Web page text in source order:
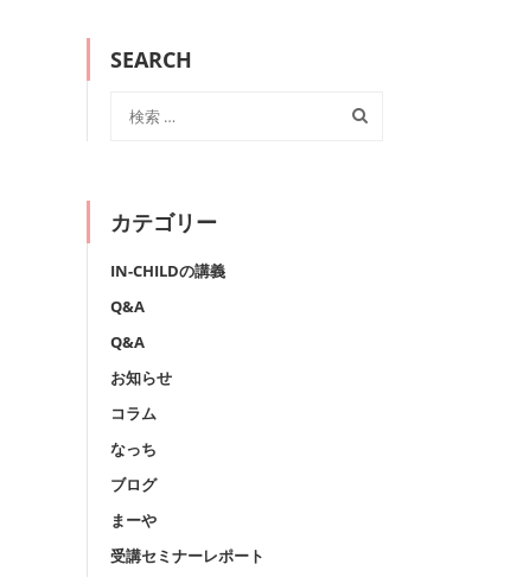
SEARCH
カテゴリー
IN-CHILDの講義
Q&A
Q&A
お知らせ
コラム
なっち
ブログ
まーや
受講セミナーレポート